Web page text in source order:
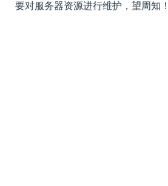
要对服务器资源进行维护，望周知！